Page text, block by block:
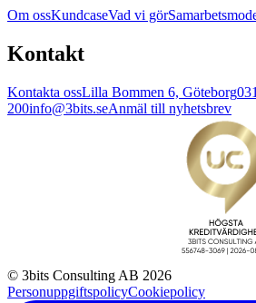
Om ossKundcaseVad vi gör
Kontakt
Kontakta ossLilla Bommen 6, Göteborg
200info@3bits.seAnmäl till nyhetsbrev
© 3bits Consulting AB 2026
PersonuppgiftspolicyCookiepolicy